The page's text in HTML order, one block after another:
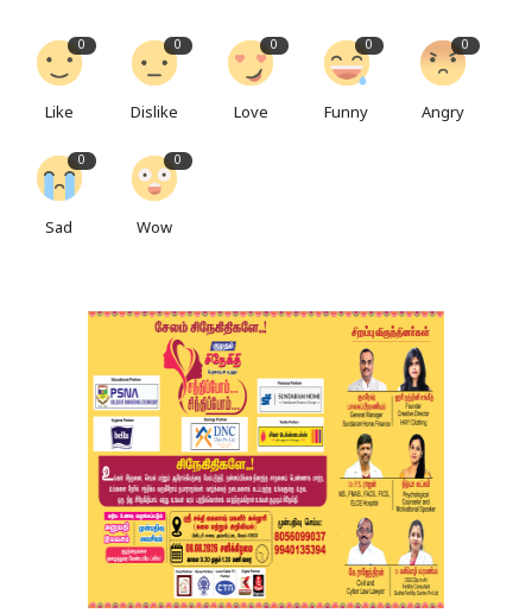
0
Like
0
Dislike
0
Love
0
Funny
0
Angry
0
Sad
0
Wow